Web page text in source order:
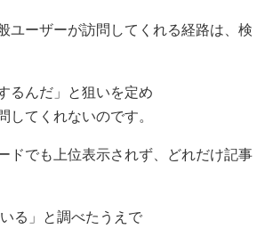
ユーザーが訪問してくれる経路は、検
るんだ」と狙いを定め
てくれないのです。
ドでも上位表示されず、どれだけ記事
る」と調べたうえで